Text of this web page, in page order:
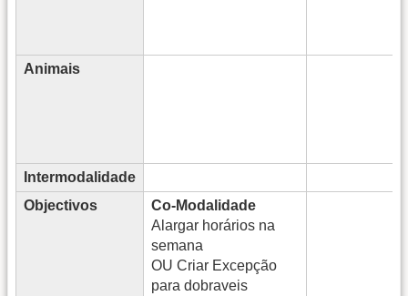
Animais
Intermodalidade
Objectivos
Co-Modalidade
Alargar horários na
semana
OU Criar Excepção
para dobraveis